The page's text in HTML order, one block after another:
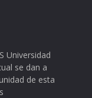
Universidad
se dan a
de esta